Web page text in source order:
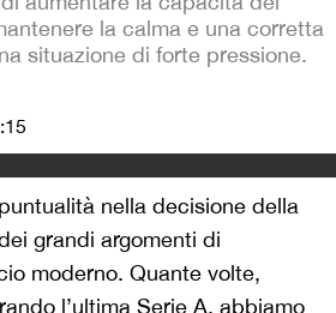
la calma e una corretta
situazione di forte pressione.
nella decisione della
grandi argomenti di
moderno. Quante volte,
l’ultima Serie A, abbiamo